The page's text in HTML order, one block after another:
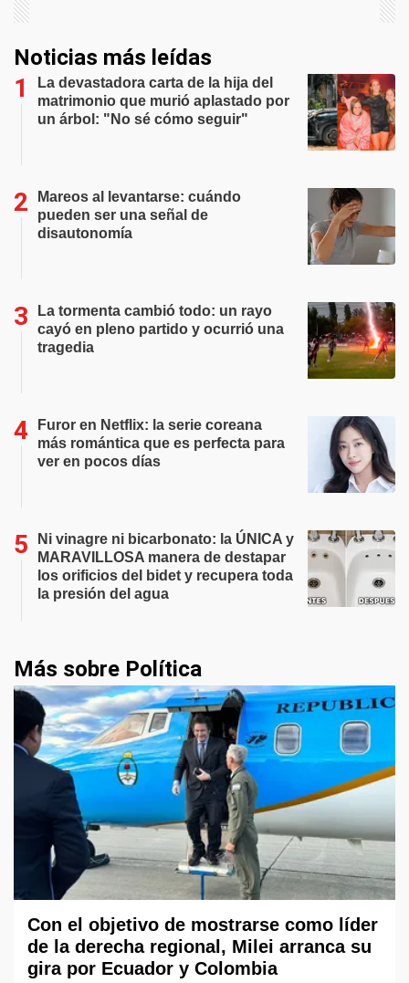
Noticias más leídas
La devastadora carta de la hija del
matrimonio que murió aplastado por
un árbol: "No sé cómo seguir"
Mareos al levantarse: cuándo
pueden ser una señal de
disautonomía
La tormenta cambió todo: un rayo
cayó en pleno partido y ocurrió una
tragedia
Furor en Netflix: la serie coreana
más romántica que es perfecta para
ver en pocos días
Ni vinagre ni bicarbonato: la ÚNICA y
MARAVILLOSA manera de destapar
los orificios del bidet y recupera toda
la presión del agua
Más sobre Política
Con el objetivo de mostrarse como líder
de la derecha regional, Milei arranca su
gira por Ecuador y Colombia